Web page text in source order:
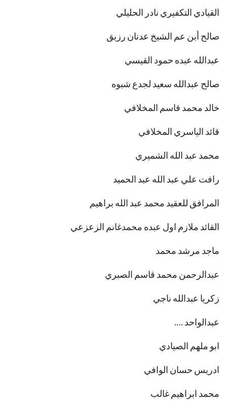
القيادي التكفيري نادر الحليلي
صالح أبن عم الشيخ عدنان رزيق
عبدالله عبده حمود القيسي
صالح عبدالله سعيد لجدع شبوه
خالد محمد قاسم المخلافي
قائد الياسري المخلافي
محمد عبد الله الشميري
رافت علي عبد الله عبد الحميد
المرافق للعقيد محمد عبد الله براهيم
القائد ملازم اول عبده محمدغانم الزعزعي
ماجد مرشد محمد
عبدالرحمن محمد قاسم الصبري
زكريا عبدالله ناجي
عبدالواحد ….
ابو ملهم الصيادي
ادريس حسان الوافي
محمد ابراهيم غالب